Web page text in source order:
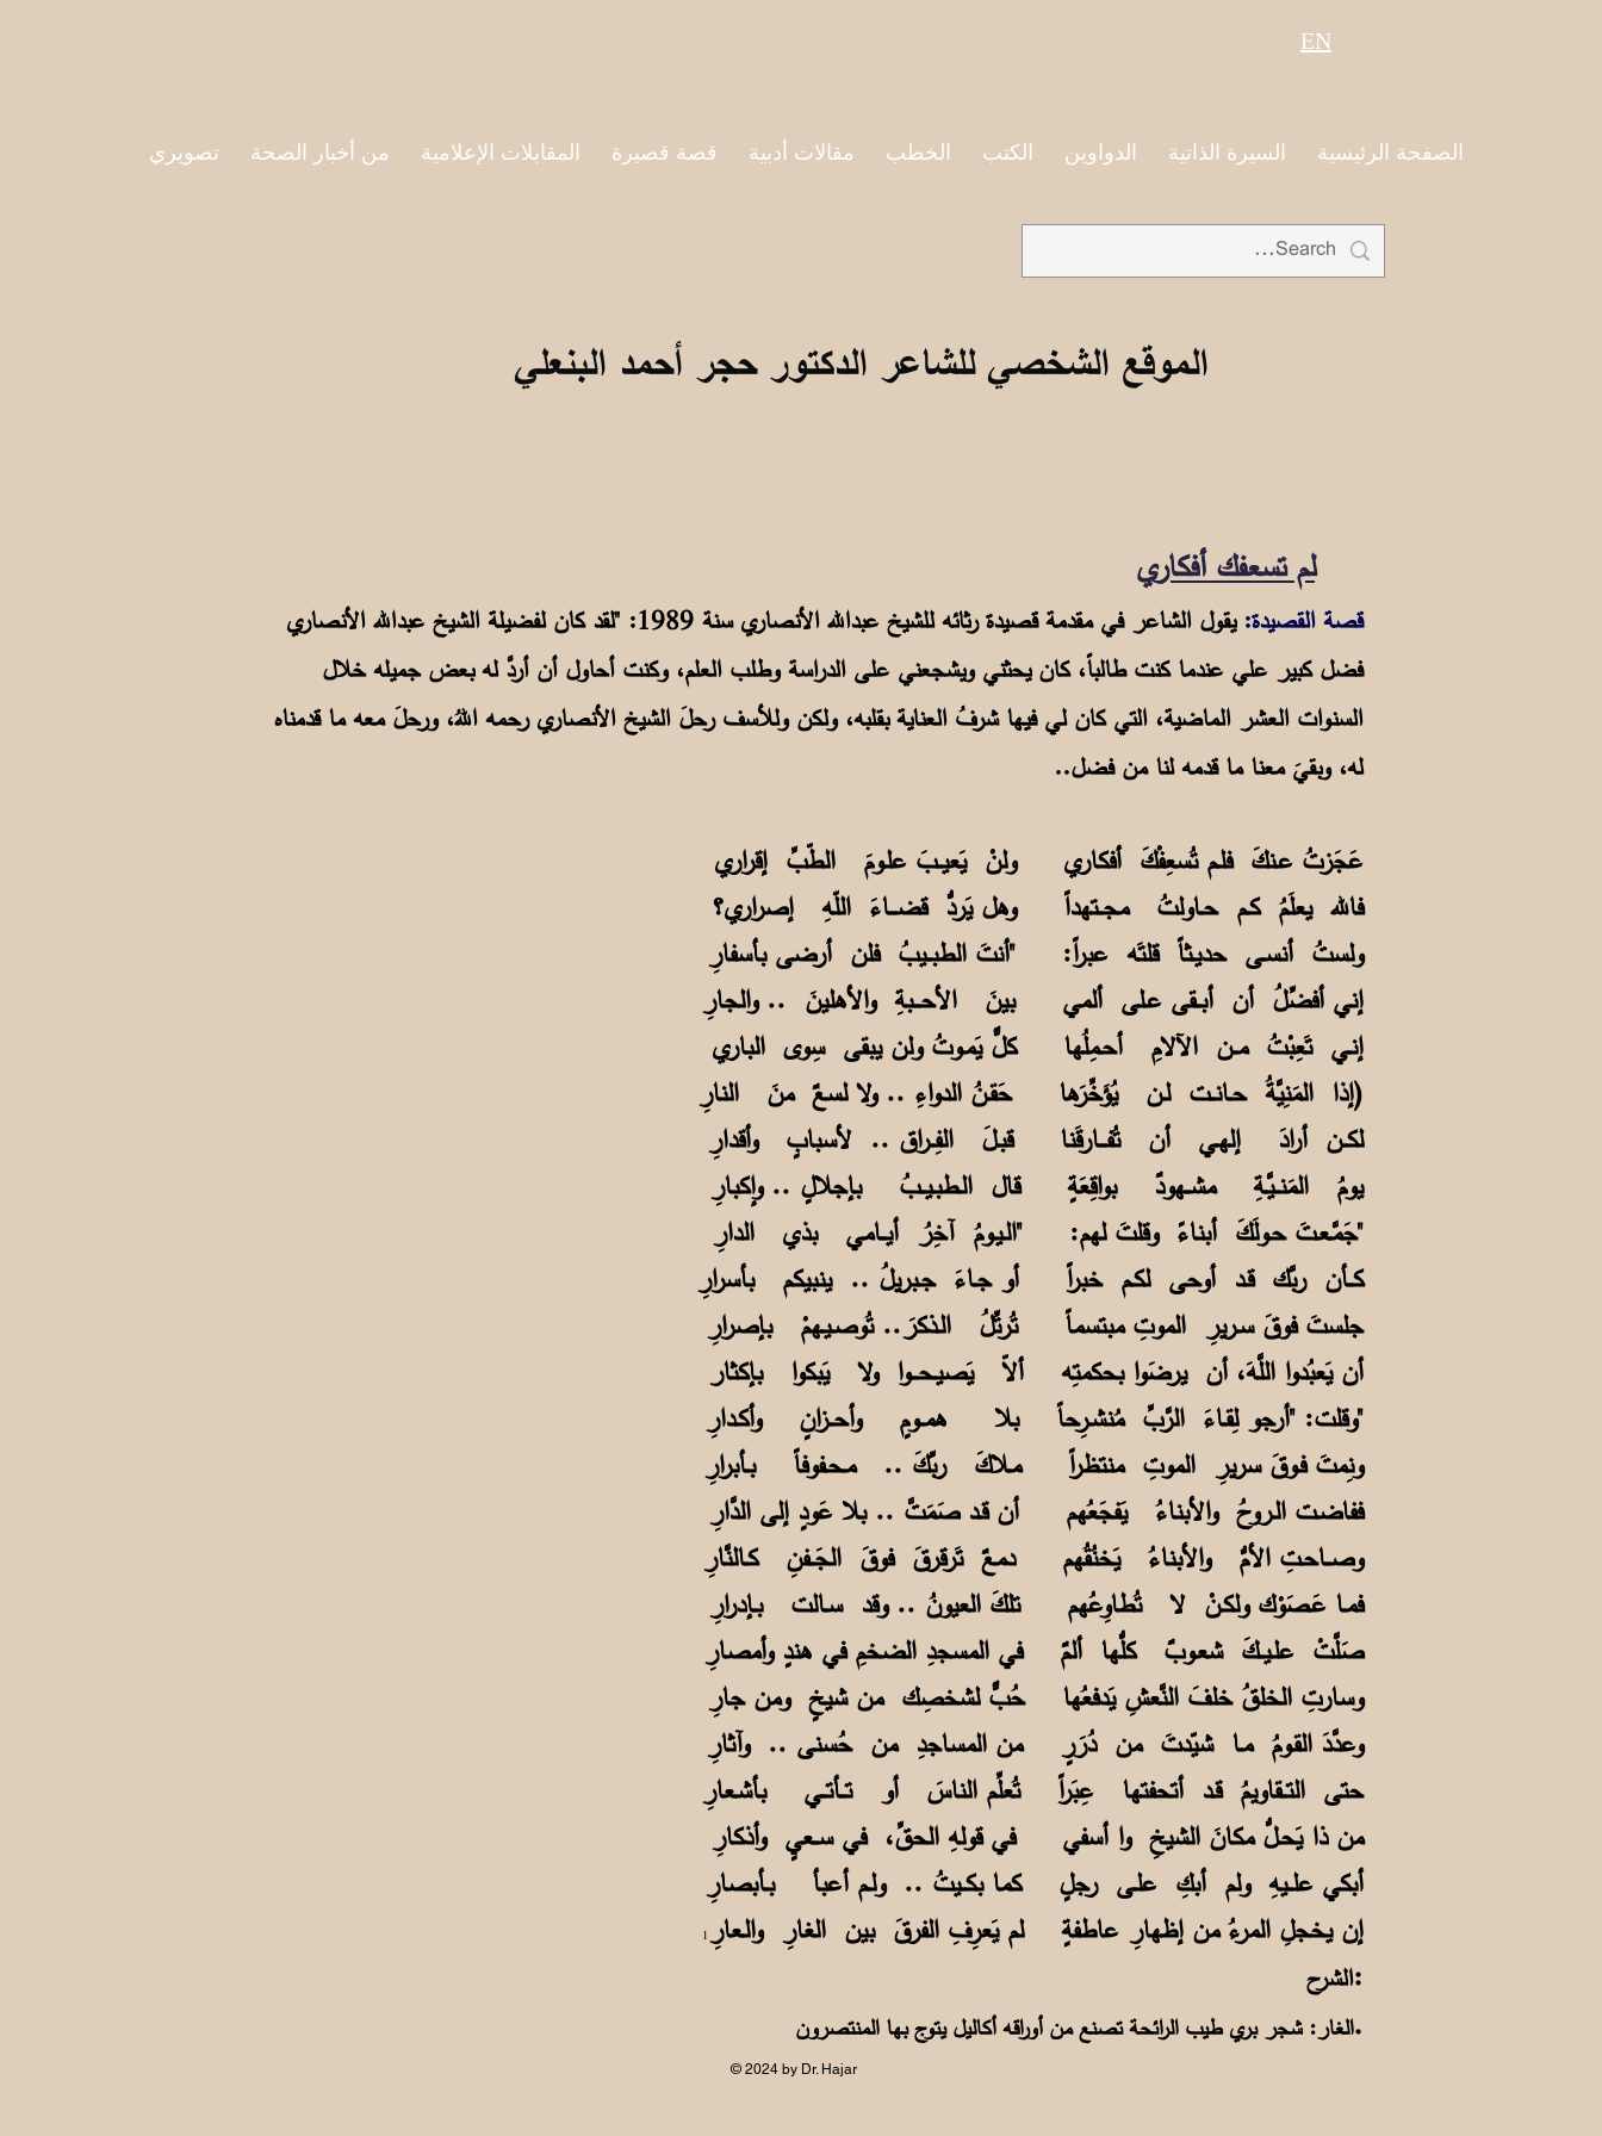
EN
الصفحة الرئيسية السيرة الذاتية الدواوين الكتب الخطب مقالات أدبية قصة قصيرة المقابلات الإعلامية من أخبار الصحة تصويري
الموقع الشخصي للشاعر الدكتور حجر أحمد البنعلي
لم تسعفك أفكاري
قصة القصيدة:
يقول الشاعر في مقدمة قصيدة رثائه للشيخ عبدالله الأنصاري سنة 1989: "لقد كان لفضيلة الشيخ عبدالله الأنصاري
فضل كبير علي عندما كنت طالباً، كان يحثني ويشجعني على الدراسة وطلب العلم، وكنت أحاول أن أردَّ له بعض جميله خلال
السنوات العشر الماضية، التي كان لي فيها شرفُ العناية بقلبه، ولكن وللأسف رحلَ الشيخ الأنصاري رحمه اللهُ، ورحلَ معه ما قدمناه
له، وبقيَ معنا ما قدمه لنا من فضل..
عَجَزتُ عـنكَ فلـم تُسعِفْكَ أفكاري ولنْ يَعيــبَ علـومَ الطّبِّ إقراري
فالله يعلَمُ كـم حـاولتُ مجــتهداً وهل يَردُّ قضـــاءَ اللّهِ إصراري؟
ولستُ أنسـى حديـثاً قلتَه عبراً: "أنتَ الطبــيبُ فلن أرضى بأسفارِ
إني أفضِّلُ أن أبــقى عـلى ألمي بينَ الأحـــبةِ والأهلينَ .. والجارِ
إنـي تَعِبْتُ مــن الآلامِ أحـمِلُها كلٌّ يَمـوتُ ولن يبقى سِوى الباري
إذا المَنِيَّةُ حـانــت لـن يُؤَخِّرَها حَقـنُ الدواءِ .. ولا لسعٌ منَ النارِ)
لكــن أرادَ إلهـي أن تُفـــارقَنا قبـلَ الفِــراق .. لأسبابٍ وأقدارِ
يومُ المَنــيَّـةِ مشــهودٌ بواقِعَةٍ قال الـطبـيــبُ بإجلالٍ .. وإكبارِ
جَمَّـعـتَ حـولَكَ أبناءً وقلتَ لهم: "الـيـومُ آخِرُ أيــامي بذي الدارِ"
كــأن ربَّك قـد أوحى لكـم خبراً أو جـاءَ جـبريلُ .. ينبيكم بأسرارِ
جلستَ فوقَ سـريرِ الموتِ مبتسماً تُرتِّلُ الـذكرَ.. تُوصـيـهمْ بإصرارِ
أن يَعبُدوا اللَّهَ، أن يرضَوا بحكمتِه ألاّ يَصيـحـــوا ولا يَبكوا بإكثار
وقلت: "أرجو لِقـاءَ الرَّبِّ مُنشـرِحاً بلا همــومٍ وأحــزانٍ وأكـدارِ"
ونِمتَ فـوقَ سريرِ الموتِ منتظراً مـلاكَ ربِّكَ .. مـحـفوفاً بـأبرارِ
ففاضـت الـروحُ والأبناءُ يَفجَعُهم أن قـد صَمَتَّ .. بلا عَودٍ إلى الدَّارِ
وصــاحـتِ الأمُّ والأبناءُ يَخنُقُهم دمعٌ تَرقرقَ فوقَ الجَــفنِ كـالنَّارِ
فمـا عَـصَوْك ولكـنْ لا تُطاوِعُهم تلكَ العيونُ .. وقد سـالت بـإدرارِ
صَلَّتْ علـيــكَ شعـوبٌ كلُّها ألمٌ في المسجدِ الضخمِ في هندٍ وأمصارِ
وسارتِ الخلقُ خلفَ النَّعشِ يَدفعُها حُبٌّ لشخصِك من شيخٍ ومن جارِ
وعدَّدَ القـومُ مـا شيّدتَ من دُرَرٍ من المساجدِ من حُسنى .. وآثارِ
حتى التــقاويمُ قـد أتحفتها عِبَراً تُعلِّم الناسَ أو تــأتــي بأشـعارِ
من ذا يَحـلُّ مكانَ الشيخِ وا أسفي في قولهِ الحقِّ، في ســعيٍ وأذكارِ
أبكي علــيهِ ولم أبكِ علـى رجلٍ كما بكــيتُ .. ولـم أعبأ بـأبصارِ
إن يخجلِ المرءُ من إظهارِ عاطفةٍ لم يَعرِفِ الفرقَ بين الغارِ والـعارِ1
الشرح:
الغار: شجر بري طيب الرائحة تصنع من أوراقه أكاليل يتوج بها المنتصرون.
© 2024 by Dr. Hajar